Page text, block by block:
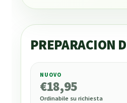
PREPARACION
18,95
NUOVO
€18,95
Ordinabile su richiesta